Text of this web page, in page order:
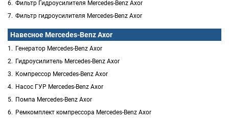
Фильтр Гидроусилителя Mercedes-Benz Axor
Фильтр гидроусилителя Mercedes-Benz Axor
Навесное Mercedes-Benz Axor
Генератор Mercedes-Benz Axor
Гидроусилитель Mercedes-Benz Axor
Компрессор Mercedes-Benz Axor
Насос ГУР Mercedes-Benz Axor
Помпа Mercedes-Benz Axor
Ремкомплект компрессора Mercedes-Benz Axor